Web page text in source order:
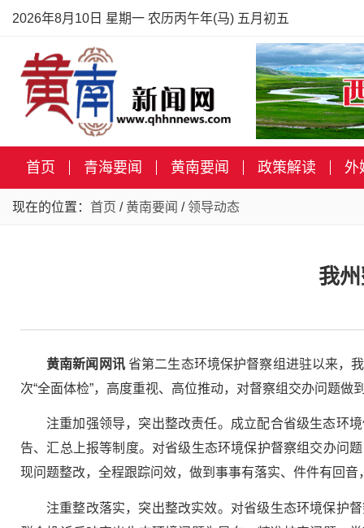
2026年8月10日 星期一 农历丙午年(马) 五月初五
首页 青海要闻 黄南要闻 政策解读 外
现在的位置： 首页 / 黄南要闻 /领导动态
我
黄南新闻网讯省第二生态环境保护督察组进驻以来，
次“全面体检”，高度重视、高位推动，对督察组交办问题
注重加强领导，突出整改责任。成立配合省级生态环
告、汇总上报等制度。对省级生态环境保护督察组交办问
现问题整改，全程跟踪问效，做到事事有落实、件件有回
注重整改落实，突出整改实效。对省级生态环境保护